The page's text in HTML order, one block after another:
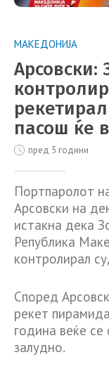
МАКЕДОНИЈА
Арсовски:
пасош ќе
пред 5 години
Портпаролот
Арсовски на
истакна дека
Република
контролирал
Според
рекет
година веќе
залудно.